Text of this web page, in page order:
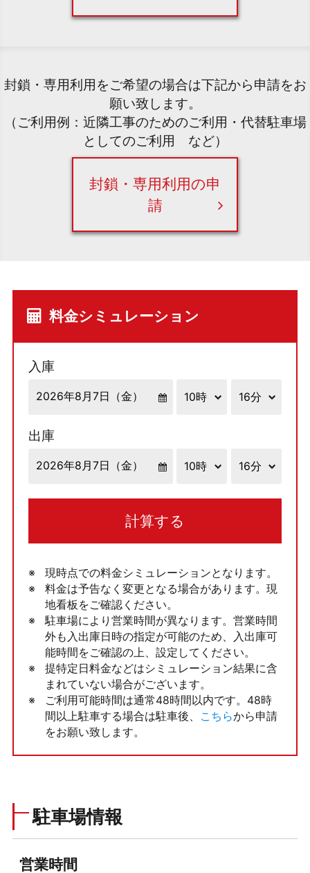
封鎖・専用利用をご希望の場合は下記から申請をお
願い致します。
（ご利用例：近隣工事のためのご利用・代替駐車場
としてのご利用 など）
封鎖・専用利用の申
請
料金シミュレーション
入庫
出庫
計算する
現時点での料金シミュレーションとなります。
料金は予告なく変更となる場合があります。現
地看板をご確認ください。
駐車場により営業時間が異なります。営業時間
外も入出庫日時の指定が可能のため、入出庫可
能時間をご確認の上、設定してください。
提特定日料金などはシミュレーション結果に含
まれていない場合がございます。
ご利用可能時間は通常48時間以内です。48時
間以上駐車する場合は駐車後、
こちらから申請
をお願い致します。
駐車場情報
営業時間